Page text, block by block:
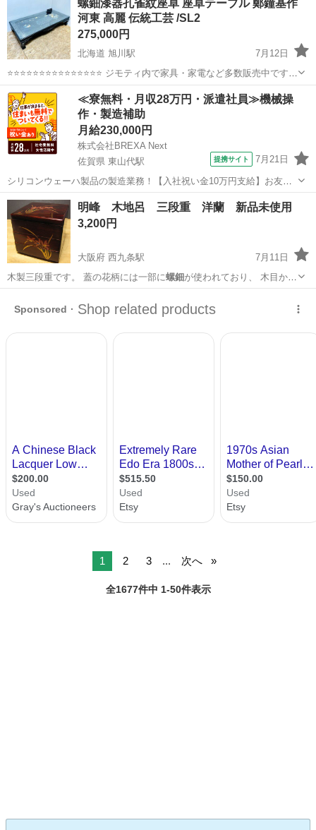
螺鈿漆器孔雀紋座卓 座卓テーブル 鄭鐘基作
河東 高麗 伝統工芸 /SL2
275,000円
北海道 旭川駅
7月12日
⭐⭐⭐⭐⭐⭐⭐⭐⭐⭐⭐⭐⭐⭐⭐ ジモティ内で家具・家電など多数販売中です
⭐⭐⭐⭐⭐⭐⭐⭐⭐⭐⭐⭐⭐⭐⭐ 【商品説明】 サイズ(約)幅180㎝ 奥行90㎝ 高
37㎝ 中古品の為、キズ汚れなどあり...
北海道 旭川市 旭川駅 テーブル 孔雀
≪寮無料・月収28万円・派遣社員≫機械操
作・製造補助
月給230,000円
株式会社BREXA Next
佐賀県 東山代駅
提携サイト 7月21日
シリコンウェーハ製品の製造業務！【入社祝い金10万円支給】お友達
やカップルとの応募OK◎年間休日129日＆休出なしでプライベート充
実♪業務はクリーンルームで快適作業◎自社正社員登用制度あり★1食
300円～の格安食堂あり！《佐...
佐賀 伊万里市 東山代駅 その他
明峰 木地呂 三段重 洋蘭 新品未使用
3,200円
大阪府 西九条駅
7月11日
木製三段重です。 蓋の花柄には一部に螺鈿が使われており、 木目から
見て、木地…
1 2 3 ... 次へ
全1677件中 1-50件表示